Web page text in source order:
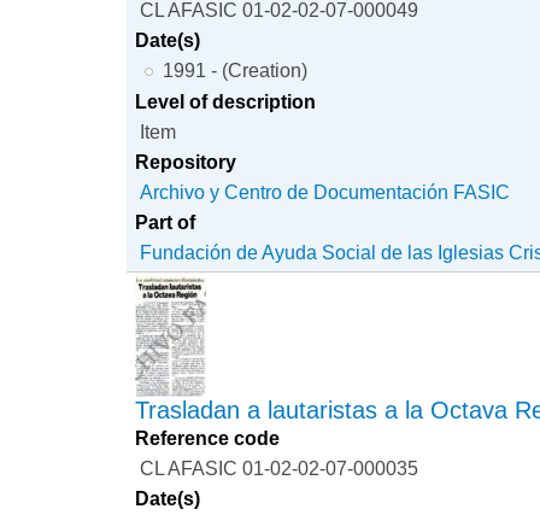
CL AFASIC 01-02-02-07-000049
Date(s)
1991 - (Creation)
Level of description
Item
Repository
Archivo y Centro de Documentación FASIC
Part of
Fundación de Ayuda Social de las Iglesias
Trasladan a lautaristas a la Octava
Reference code
CL AFASIC 01-02-02-07-000035
Date(s)